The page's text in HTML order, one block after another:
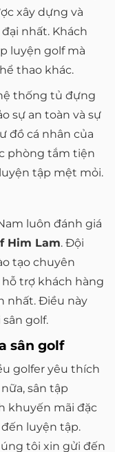
xây dựng và
nhất. Khách
luyện golf mà
thao khác.
thống tủ đựng
sự an toàn và sự
đồ cá nhân của
phòng tắm tiện
tập mệt mỏi.
luôn đánh giá
Him Lam. Đội
tạo chuyên
trợ khách hàng
nhất. Điều này
golf.
sân golf
golfer yêu thích
sân tập
khuyến mãi đặc
luyện tập.
tôi xin gửi đến